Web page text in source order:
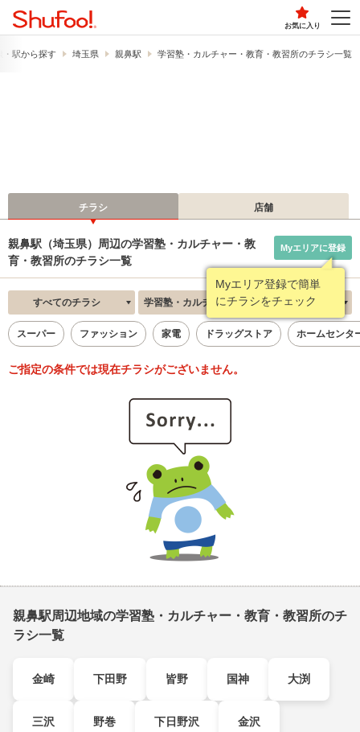
お気に入り
・駅から探す 埼玉県 親鼻駅 学習塾・カルチャー・教育・教習所のチラシ一覧
チラシ 店舗
親鼻駅（埼玉県）周辺の学習塾・カルチャー・教
育・教習所のチラシ一覧
Myエリア登録で簡単
にチラシをチェック
Myエリアに登録
すべてのチラシ 学習塾・カルチャー・教育・教習所 新着順
スーパー ファッション 家電 ドラッグストア ホームセンタ
ご指定の条件では現在チラシがございません。
親鼻駅周辺地域の学習塾・カルチャー・教育・教習所のチ
ラシ一覧
金崎 下田野 皆野 国神 大渕
三沢 野巻 下日野沢 金沢